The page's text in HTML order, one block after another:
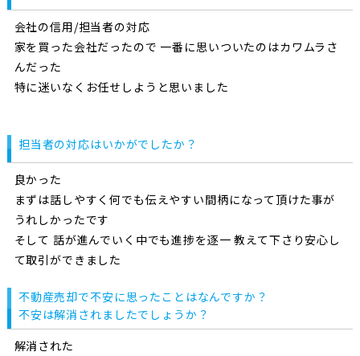
会社の信用/担当者の対応
家を買った会社だったので 一番に思いついたのはカワムラさ
んだった
特に迷いなくお任せしようと思いました
担当者の対応はいかがでしたか？
良かった
まずは話しやすく何でも伝えやすい間柄になって頂けた事が
うれしかったです
そして 話が進んでいく中でも進捗を逐一 教えて下さり安心し
て取引ができました
不動産売却で不安に思ったことはなんですか？
不安は解消されましたでしょうか？
解消された